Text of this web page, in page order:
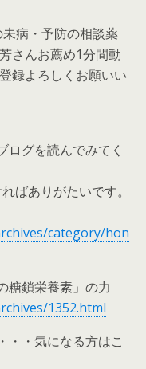
病・予防の相談薬
さんお薦め1分間動
録よろしくお願いい
ログを読んでみてく
ばありがたいです。
category/hon
糖鎖栄養素」の力
1352.html
・・気になる方はこ